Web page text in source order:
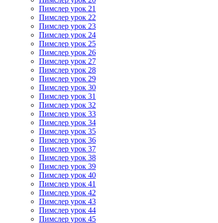
Пимслер урок 21
Пимслер урок 22
Пимслер урок 23
Пимслер урок 24
Пимслер урок 25
Пимслер урок 26
Пимслер урок 27
Пимслер урок 28
Пимслер урок 29
Пимслер урок 30
Пимслер урок 31
Пимслер урок 32
Пимслер урок 33
Пимслер урок 34
Пимслер урок 35
Пимслер урок 36
Пимслер урок 37
Пимслер урок 38
Пимслер урок 39
Пимслер урок 40
Пимслер урок 41
Пимслер урок 42
Пимслер урок 43
Пимслер урок 44
Пимслер урок 45